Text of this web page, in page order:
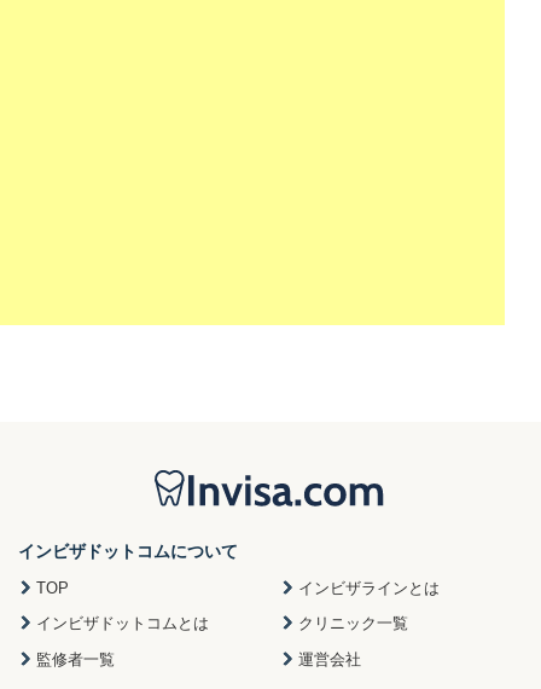
インビザドットコムについて
TOP
インビザラインとは
インビザドットコムとは
クリニック一覧
監修者一覧
運営会社